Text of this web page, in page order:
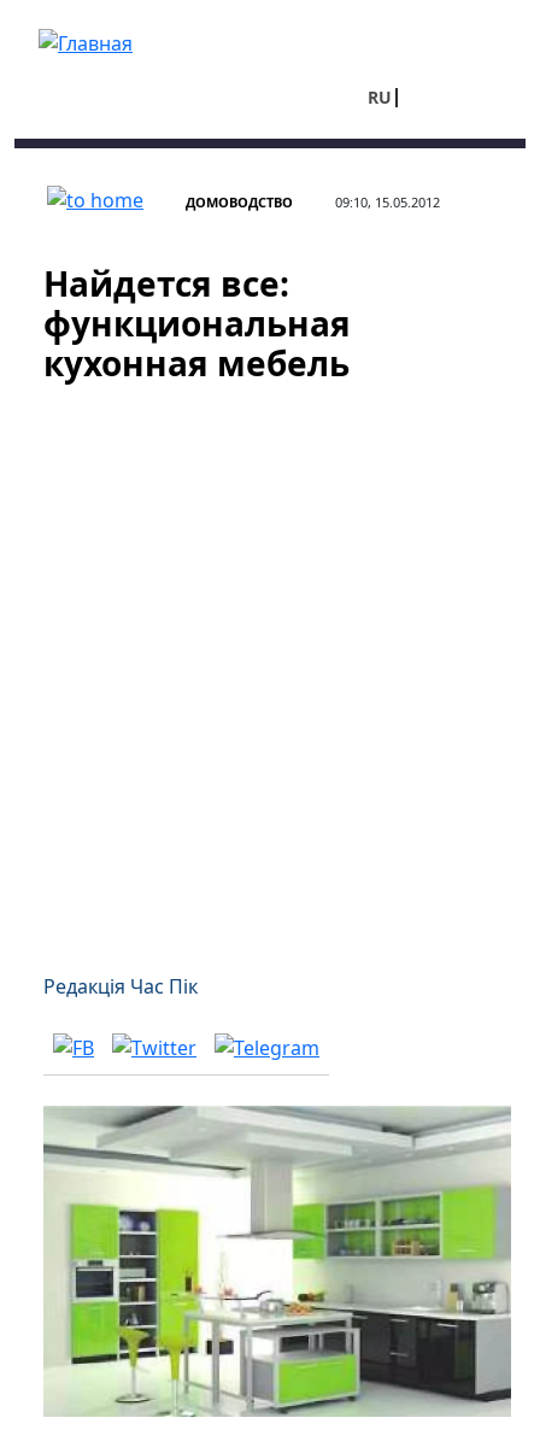
RU
ДОМОВОДСТВО 09:10, 15.05.2012
Найдется все:
функциональная
кухонная мебель
Редакція Час Пік